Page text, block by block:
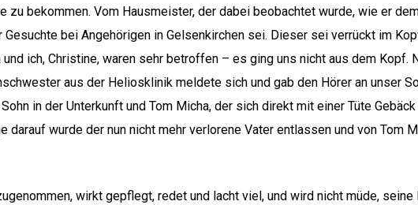
zu bekommen. Vom Hausmeister, der dabei beobachtet wurde, wie er
bei Angehörigen in Gelsenkirchen sei. Dieser sei verrückt im
ich, Christine, waren sehr betroffen – es ging uns nicht aus dem Kopf.
aus der Heliosklinik meldete sich und gab den Hörer an unser
in der Unterkunft und Tom Micha, der sich direkt mit einer Tüte
darauf wurde der nun nicht mehr verlorene Vater entlassen und von Tom
wirkt gepflegt, redet und lacht viel, und wird nicht müde,